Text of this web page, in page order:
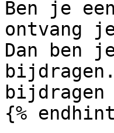
Ben je
ontvang
Dan ben
bijdragen
{%